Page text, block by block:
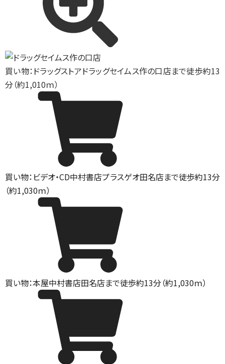
買い物：ドラッグストアドラッグセイムス作の口店まで徒歩約13
分（約1,010ｍ）
買い物：ビデオ・CD中村書店プラスゲオ田名店まで徒歩約13分
（約1,030ｍ）
買い物：本屋中村書店田名店まで徒歩約13分（約1,030ｍ）